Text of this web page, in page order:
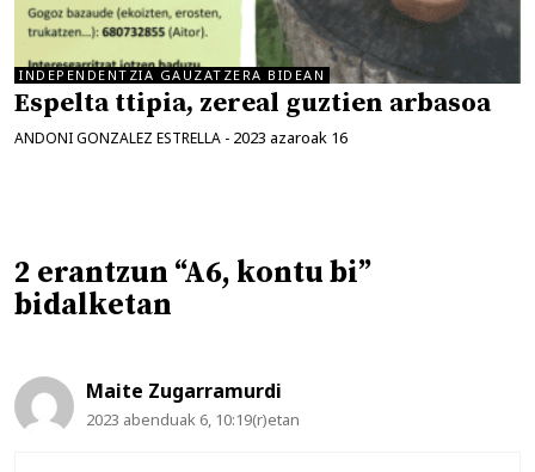
INDEPENDENTZIA GAUZATZERA BIDEAN
Espelta ttipia, zereal guztien arbasoa
ANDONI GONZALEZ ESTRELLA - 2023 azaroak 16
2 erantzun “A6, kontu bi”
bidalketan
Maite Zugarramurdi
2023 abenduak 6, 10:19(r)etan